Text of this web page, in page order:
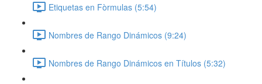
Etiquetas en Fòrmulas (5:54)
Nombres de Rango Dinámicos (9:24)
Nombres de Rango Dinámicos en Títulos (5:32)